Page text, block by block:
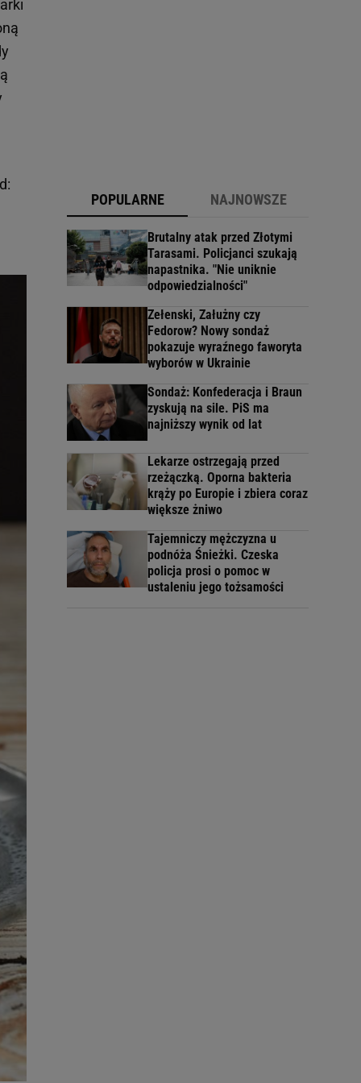
POPULARNE
NAJNOWSZE
Brutalny atak przed Złotymi
Tarasami. Policjanci szukają
napastnika. "Nie uniknie
odpowiedzialności"
Zełenski, Załużny czy
Fedorow? Nowy sondaż
pokazuje wyraźnego faworyta
wyborów w Ukrainie
Sondaż: Konfederacja i Braun
zyskują na sile. PiS ma
najniższy wynik od lat
Lekarze ostrzegają przed
rzeżączką. Oporna bakteria
krąży po Europie i zbiera coraz
większe żniwo
Tajemniczy mężczyzna u
podnóża Śnieżki. Czeska
policja prosi o pomoc w
ustaleniu jego tożsamości